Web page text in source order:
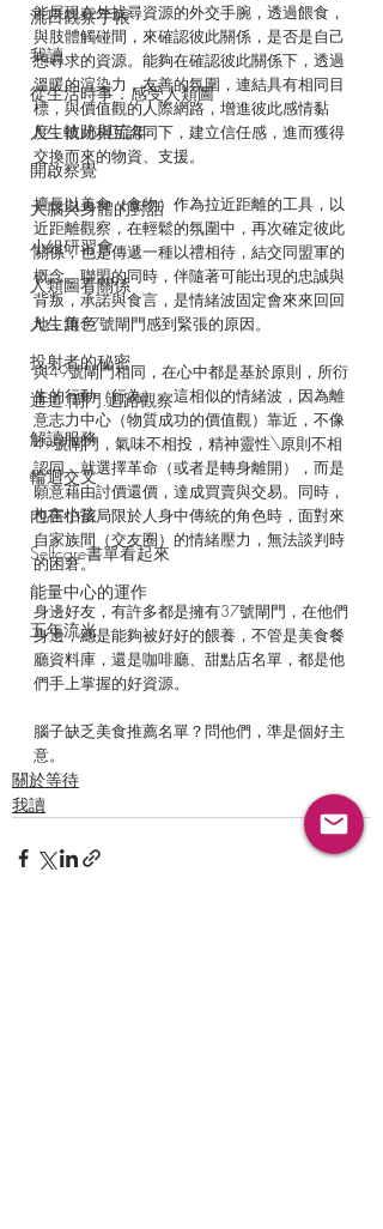
流日觀察手帳
我讀
從生活時事．感受人類圖
人生軌跡與流年
開啟察覺
大腦與身體的對話
小組研習會
人類圖看關係
人生角色
投射者的秘密
通道.閘門.迴路觀察
解讀服務
輪迴交叉
內在小孩
Selfcare書單看起來
能量中心的運作
五年流光
能展現在外找尋資源的外交手腕，透過餵食，
與肢體觸碰間，來確認彼此關係，是否是自己
想尋求的資源。能夠在確認彼此關係下，透過
溫暖的渲染力，友善的氛圍，連結具有相同目
標，與價值觀的人際網路，增進彼此感情黏
度，彼此相互認同下，建立信任感，進而獲得
交換而來的物資、支援。
擅長以美食（食物）作為拉近距離的工具，以
近距離觀察，在輕鬆的氛圍中，再次確定彼此
關係，也是傳遞一種以禮相待，結交同盟軍的
概念。聯盟的同時，伴隨著可能出現的忠誠與
背叛，承諾與食言，是情緒波固定會來來回回
地，讓37號閘門感到緊張的原因。
與49號閘門相同，在心中都是基於原則，所衍
生的行動（行為），這相似的情緒波，因為離
意志力中心（物質成功的價值觀）靠近，不像
49號閘門，氣味不相投，精神靈性\原則不相
認同，就選擇革命（或者是轉身離開），而是
願意藉由討價還價，達成買賣與交易。同時，
也害怕當局限於人身中傳統的角色時，面對來
自家族間（交友圈）的情緒壓力，無法談判時
的困窘。
身邊好友，有許多都是擁有37號閘門，在他們
身邊，總是能夠被好好的餵養，不管是美食餐
廳資料庫，還是咖啡廳、甜點店名單，都是他
們手上掌握的好資源。
腦子缺乏美食推薦名單？問他們，準是個好主
意。
關於等待
我讀